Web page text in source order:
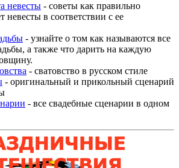
невесты - советы как правильно
невесты в соответствии с ее
- узнайте о том как называются все
а также что дарить на каждую
- сватовство в русском стиле
- оригинальный и прикольный сценарий
- все свадебные сценарии в одном